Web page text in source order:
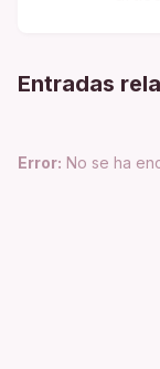
Entradas
Error: No se ha